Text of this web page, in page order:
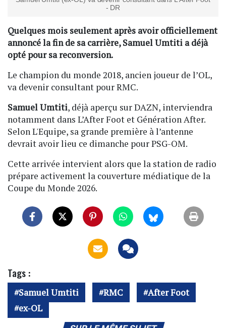
- DR
Quelques mois seulement après avoir officiellement
annoncé la fin de sa carrière, Samuel Umtiti a déjà
opté pour sa reconversion.
Le champion du monde 2018, ancien joueur de l’OL,
va devenir consultant pour RMC.
Samuel Umtiti, déjà aperçu sur DAZN, interviendra
notamment dans L’After Foot et Génération After.
Selon L'Equipe, sa grande première à l’antenne
devrait avoir lieu ce dimanche pour PSG-OM.
Cette arrivée intervient alors que la station de radio
prépare activement la couverture médiatique de la
Coupe du Monde 2026.
Tags :
Samuel Umtiti RMC
After Foot
ex-OL